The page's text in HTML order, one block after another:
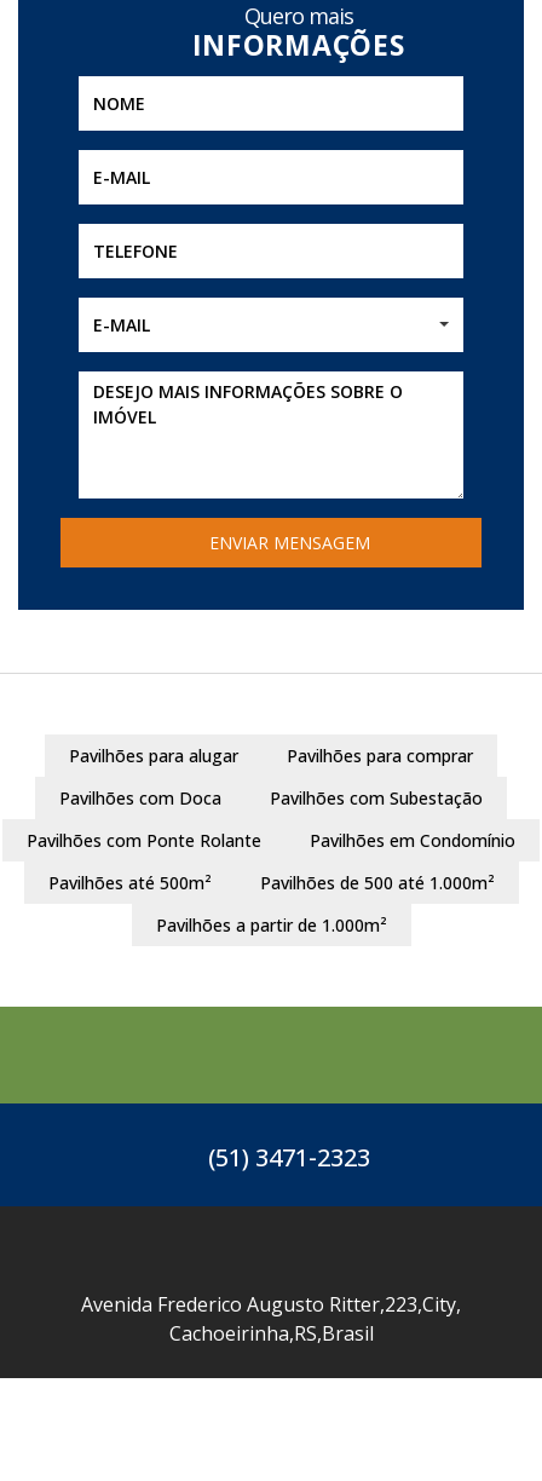
Quero mais
E-MAIL
Pavilhões para alugar
Pavilhões para comprar
Pavilhões com Doca
Pavilhões com Subestação
Pavilhões com Ponte Rolante
Pavilhões em Condomínio
Pavilhões até 500m²
Pavilhões de 500 até 1.000m²
Pavilhões a partir de 1.000m²
(51) 3471-2323
Avenida Frederico Augusto Ritter,223,City,
Cachoeirinha,RS,Brasil